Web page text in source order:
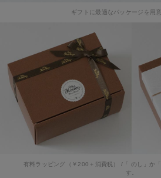
ギフトに最適なパッケージを用
有料ラッピング（￥200＋消費税） /「 のし」か
す。